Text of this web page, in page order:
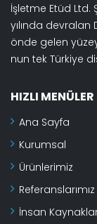
İşletme Etüd Ltd.
yılında devralan
önde gelen
nun tek Türkiye
HIZLI MENÜLER
Ana Sayfa
Kurumsal
Ürünlerimiz
Referanslarımız
İnsan